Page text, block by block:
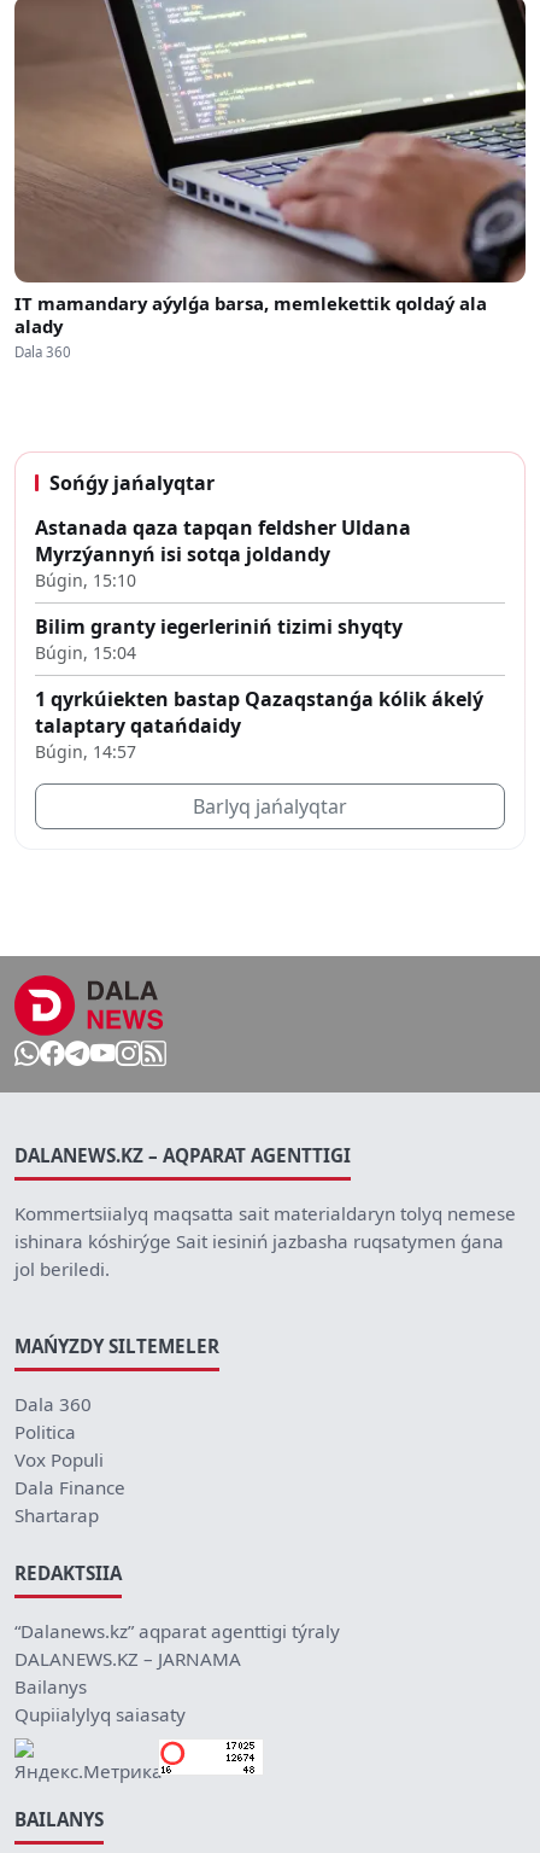
IT mamandary aýylǵa barsa, memlekettik qoldaý ala
alady
Dala 360
Sońǵy jańalyqtar
Astanada qaza tapqan feldsher Uldana
Myrzýannyń isi sotqa joldandy
Búgin, 15:10
Bilim granty iegerleriniń tizimi shyqty
Búgin, 15:04
1 qyrkúiekten bastap Qazaqstanǵa kólik ákelý
talaptary qatańdaidy
Búgin, 14:57
Barlyq jańalyqtar
DALANEWS.KZ – AQPARAT AGENTTIGI
Kommertsiialyq maqsatta sait materialdaryn tolyq nemese
ishinara kóshirýge Sait iesiniń jazbasha ruqsatymen ǵana
jol beriledi.
MAŃYZDY SILTEMELER
Dala 360
Politica
Vox Populi
Dala Finance
Shartarap
REDAKTSIIA
“Dalanews.kz” aqparat agenttigi týraly
DALANEWS.KZ – JARNAMA
Bailanys
Qupiialylyq saiasaty
BAILANYS